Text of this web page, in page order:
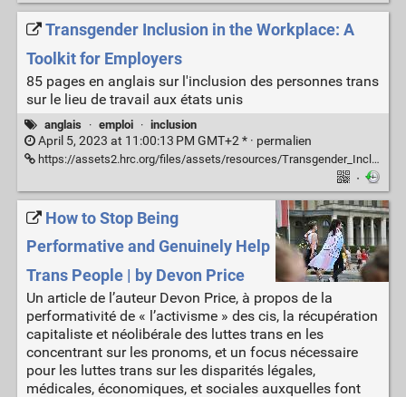
Transgender Inclusion in the Workplace: A
Toolkit for Employers
85 pages en anglais sur l'inclusion des personnes trans
sur le lieu de travail aux états unis
anglais · emploi · inclusion
April 5, 2023 at 11:00:13 PM GMT+2 * · permalien
https://assets2.hrc.org/files/assets/resources/Transgender_Inclusion_in_the_Workplace_A_Toolkit_for_Employers_Version_10_14_2016.pdf?_ga=2.20793147.2008040325.1559334552-2129551991.1559334552
·
How to Stop Being
Performative and Genuinely Help
Trans People | by Devon Price
Un article de l’auteur Devon Price, à propos de la
performativité de « l’activisme » des cis, la récupération
capitaliste et néolibérale des luttes trans en les
concentrant sur les pronoms, et un focus nécessaire
pour les luttes trans sur les disparités légales,
médicales, économiques, et sociales auxquelles font